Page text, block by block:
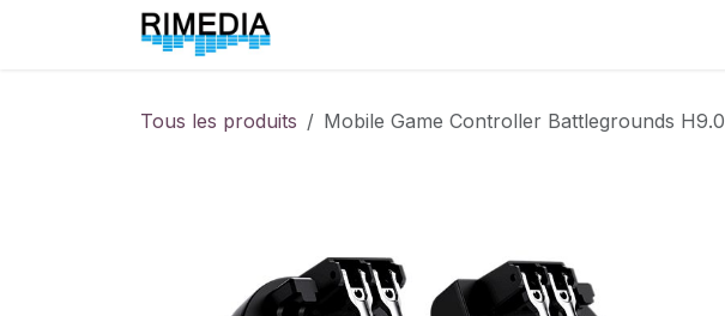
Se rendre au contenu
Tous les produits Mobile Game Controller Battlegrounds H9.0